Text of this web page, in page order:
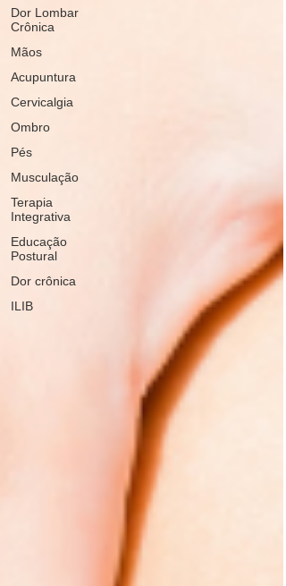
Dor Lombar
Crônica
Mãos
Acupuntura
Cervicalgia
Ombro
Pés
Musculação
Terapia
Integrativa
Educação
Postural
Dor crônica
ILIB